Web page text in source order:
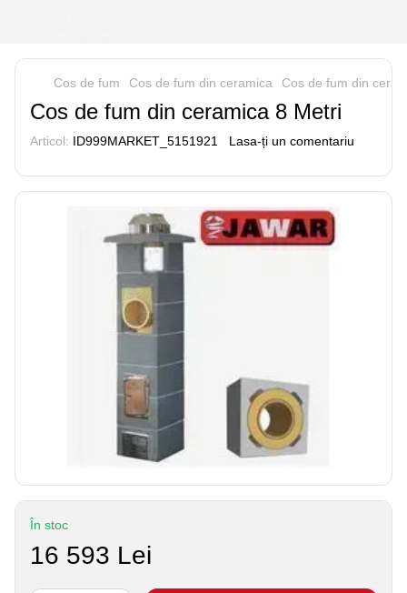
Cos de fum Cos de fum din ceramica Cos de fum din
Cos de fum din ceramica 8 Metri
Articol: ID999MARKET_5151921 Lasa-ți un comentariu
În stoc
16 593 Lei